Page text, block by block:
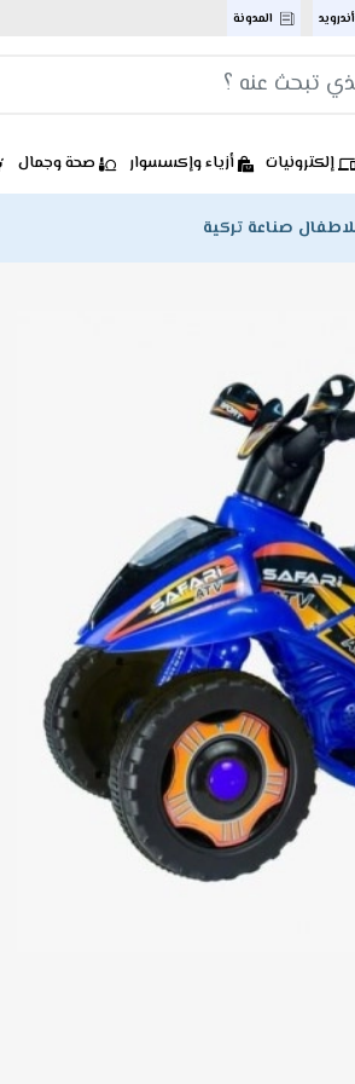
المدونة
إلكترونيات أزياء وإكسسوار صحة وجمال
صناعة تركية